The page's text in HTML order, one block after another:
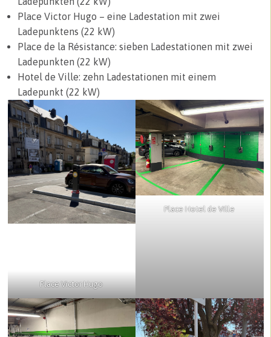
Place Victor Hugo – eine Ladestation mit zwei
Ladepunktens (22 kW)
Place de la Résistance: sieben Ladestationen mit zwei
Ladepunkten (22 kW)
Hotel de Ville: zehn Ladestationen mit einem
Ladepunkt (22 kW)
Place Victor Hugo
Place Hotel de Ville